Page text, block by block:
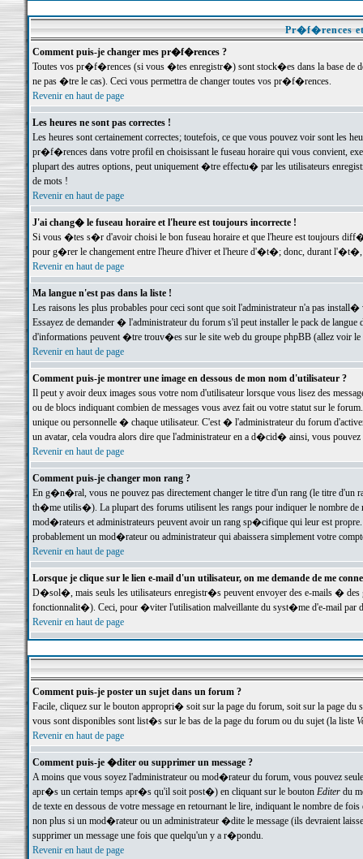
Pr�f�rences
Comment puis-je changer mes pr�f�rences ?
Toutes vos pr�f�rences (si vous �tes enregistr�) sont stock�es dans la base de
ne pas �tre le cas). Ceci vous permettra de changer toutes vos pr�f�rences.
Revenir en haut de page
Les heures ne sont pas correctes !
Les heures sont certainement correctes; toutefois, ce que vous pouvez voir sont
pr�f�rences dans votre profil en choisissant le fuseau horaire qui vous convient,
plupart des autres options, peut uniquement �tre effectu� par les utilisateurs
de mots !
Revenir en haut de page
J'ai chang� le fuseau horaire et l'heure est toujours incorrecte !
Si vous �tes s�r d'avoir choisi le bon fuseau horaire et que l'heure est toujours
pour g�rer le changement entre l'heure d'hiver et l'heure d'�t�; donc, durant
Revenir en haut de page
Ma langue n'est pas dans la liste !
Les raisons les plus probables pour ceci sont que soit l'administrateur n'a pas
Essayez de demander � l'administrateur du forum s'il peut installer le pack de
d'informations peuvent �tre trouv�es sur le site web du groupe phpBB (allez voir le
Revenir en haut de page
Comment puis-je montrer une image en dessous de mon nom d'utilisateur ?
Il peut y avoir deux images sous votre nom d'utilisateur lorsque vous lisez des
ou de blocs indiquant combien de messages vous avez fait ou votre statut sur le
unique ou personnelle � chaque utilisateur. C'est � l'administrateur du forum
un avatar, cela voudra alors dire que l'administrateur en a d�cid� ainsi, vous
Revenir en haut de page
Comment puis-je changer mon rang ?
En g�n�ral, vous ne pouvez pas directement changer le titre d'un rang (le titre d'un
th�me utilis�). La plupart des forums utilisent les rangs pour indiquer le nombre de
mod�rateurs et administrateurs peuvent avoir un rang sp�cifique qui leur est
probablement un mod�rateur ou administrateur qui abaissera simplement votre
Revenir en haut de page
Lorsque je clique sur le lien e-mail d'un utilisateur, on me demande de me
D�sol�, mais seuls les utilisateurs enregistr�s peuvent envoyer des e-mails �
fonctionnalit�). Ceci, pour �viter l'utilisation malveillante du syst�me d'e-mail par
Revenir en haut de page
Comment puis-je poster un sujet dans un forum ?
Facile, cliquez sur le bouton appropri� soit sur la page du forum, soit sur la page du
vous sont disponibles sont list�s sur le bas de la page du forum ou du sujet (la liste
Revenir en haut de page
Comment puis-je �diter ou supprimer un message ?
A moins que vous soyez l'administrateur ou mod�rateur du forum, vous pouvez
apr�s un certain temps apr�s qu'il soit post�) en cliquant sur le bouton Editerdu
de texte en dessous de votre message en retournant le lire, indiquant le nombre
non plus si un mod�rateur ou un administrateur �dite le message (ils devraient
supprimer un message une fois que quelqu'un y a r�pondu.
Revenir en haut de page